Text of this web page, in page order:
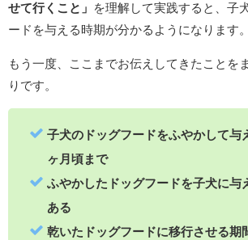
せて行くこと」
を理解して実践すると、子
ードを与える時期が分かるようになります。
もう一度、ここまでお伝えしてきたことを
りです。
子犬のドッグフードをふやかして与
ヶ月頃まで
ふやかしたドッグフードを子犬に与
ある
乾いたドッグフードに移行させる期